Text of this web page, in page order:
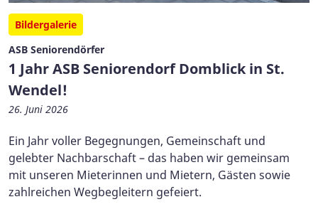
Bildergalerie
ASB Seniorendörfer
1 Jahr ASB Seniorendorf Domblick in St.
Wendel!
26. Juni 2026
Ein Jahr voller Begegnungen, Gemeinschaft und
gelebter Nachbarschaft – das haben wir gemeinsam
mit unseren Mieterinnen und Mietern, Gästen sowie
zahlreichen Wegbegleitern gefeiert.